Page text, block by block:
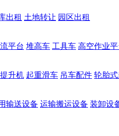
出租 土地转让 园区出租
平台 堆高车 工具车 高空作业平
提升机 起重滑车 吊车配件 轮胎
输送设备 运输搬运设备 装卸设